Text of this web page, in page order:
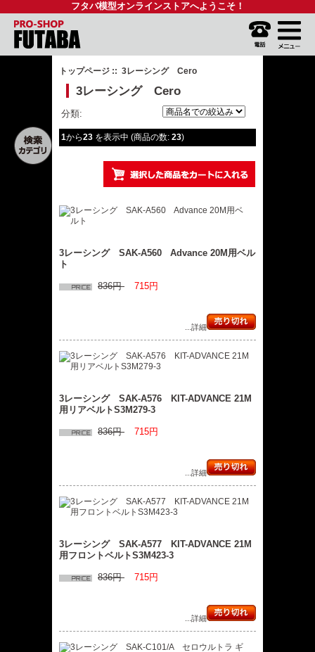
フタバ模型オンラインストアへようこそ！
トップページ :: 3レーシング Cero
3レーシング Cero
分類:
1から23を表示中 (商品の数: 23)
3レーシング SAK-A560 Advance 20M用ベル
ト
836円 715円
...詳細
3レーシング SAK-A576 KIT-ADVANCE 21M
用リアベルトS3M279-3
836円 715円
...詳細
3レーシング SAK-A577 KIT-ADVANCE 21M
用フロントベルトS3M423-3
836円 715円
...詳細